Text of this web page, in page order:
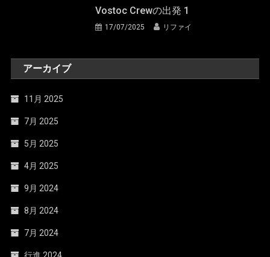
Vostoc Crewの出発 1
17/07/2025 リファイ
アーカイブ
11月 2025
7月 2025
5月 2025
4月 2025
9月 2024
8月 2024
7月 2024
行進 2024